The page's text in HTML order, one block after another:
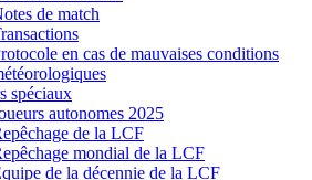
de match
en cas de mauvaises conditions
spéciaux
autonomes 2025
de la LCF
mondial de la LCF
de la décennie de la LCF